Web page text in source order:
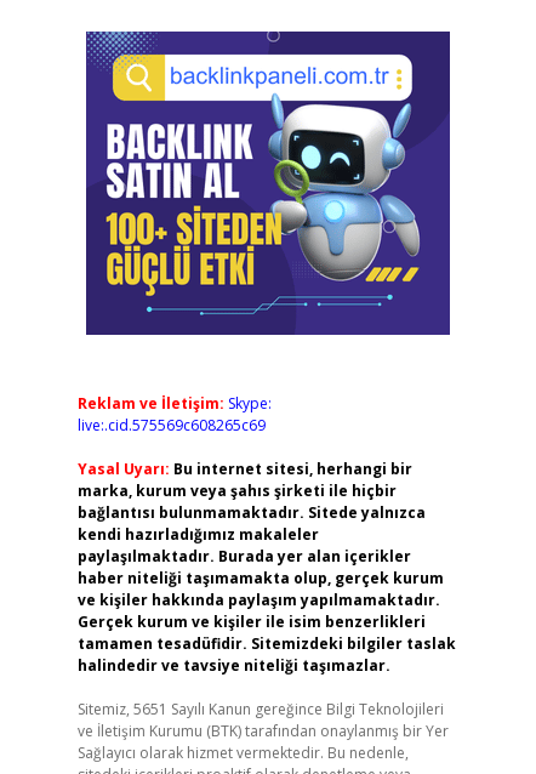
Reklam ve İletişim: Skype:
live:.cid.575569c608265c69
Yasal Uyarı: Bu internet sitesi, herhangi bir
marka, kurum veya şahıs şirketi ile hiçbir
bağlantısı bulunmamaktadır. Sitede yalnızca
kendi hazırladığımız makaleler
paylaşılmaktadır. Burada yer alan içerikler
haber niteliği taşımamakta olup, gerçek kurum
ve kişiler hakkında paylaşım yapılmamaktadır.
Gerçek kurum ve kişiler ile isim benzerlikleri
tamamen tesadüfidir. Sitemizdeki bilgiler taslak
halindedir ve tavsiye niteliği taşımazlar.
Sitemiz, 5651 Sayılı Kanun gereğince Bilgi Teknolojileri
ve İletişim Kurumu (BTK) tarafından onaylanmış bir Yer
Sağlayıcı olarak hizmet vermektedir. Bu nedenle,